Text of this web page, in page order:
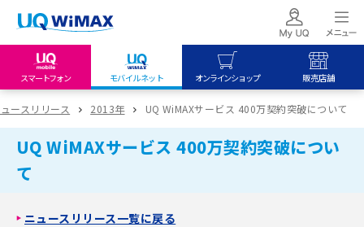
スマートフォン モバイルネット オンラインショップ 販売店舗
my UQ WiMAX
UQ WiMAX ご契約の方
My UQ mobile
UQ mobile
UQ mobile
オンラインショップ
UQ WiMAX
UQ mobile
販売店舗
UQ WiMAX
ースリリース 2013年 UQ WiMAXサービス 400万契約突破について
UQ WiMAXサービス 400万契約突破につい
て
ニュースリリース一覧に戻る